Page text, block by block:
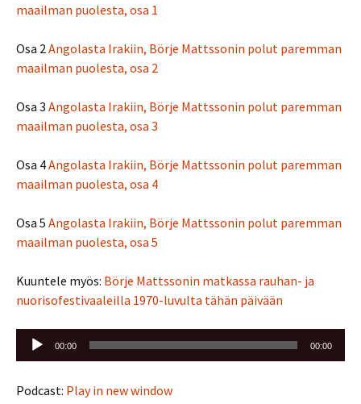
maailman puolesta, osa 1
Osa 2Angolasta Irakiin, Börje Mattssonin polut paremman
maailman puolesta, osa 2
Osa 3 Angolasta Irakiin, Börje Mattssonin polut paremman
maailman puolesta, osa 3
Osa 4Angolasta Irakiin, Börje Mattssonin polut paremman
maailman puolesta, osa 4
Osa 5 Angolasta Irakiin, Börje Mattssonin polut paremman
maailman puolesta, osa 5
Kuuntele myös: Börje Mattssonin matkassa rauhan- ja
nuorisofestivaaleilla 1970-luvulta tähän päivään
Äänitoistin
00:00 00:00
Podcast: Play in new window